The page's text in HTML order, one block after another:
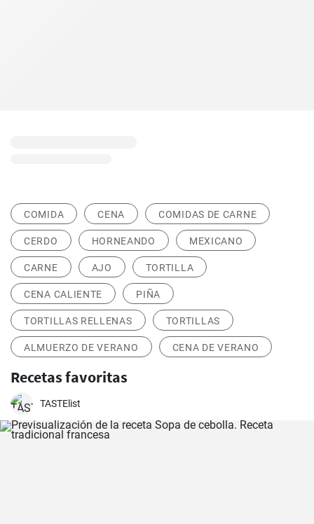
COMIDA CENA COMIDAS DE CARNE
CERDO HORNEANDO MEXICANO
CARNE AJO TORTILLA
CENA CALIENTE PIÑA
TORTILLAS RELLENAS TORTILLAS
ALMUERZO DE VERANO CENA DE VERANO
Recetas favoritas
TASTElist